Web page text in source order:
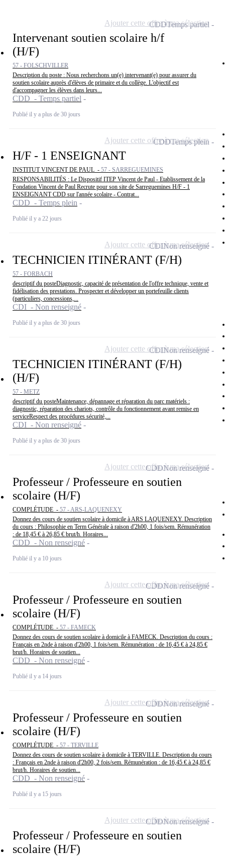
Intervenant soutien scolaire h/f
(H/F)
57 - FOLSCHVILLER
Description du poste : Nous recherchons un(e) intervenant(e) pour assurer du
soutien scolaire auprès d'élèves de primaire et du collège. L'objectif est
d'accompagner les élèves dans leurs...
CDD - Temps partiel
Publié il y a plus de 30 jours
CDDTemps partiel
Ajouter cette offre à ma sélection
H/F - 1 ENSEIGNANT
INSTITUT VINCENT DE PAUL - 57 - SARREGUEMINES
RESPONSABILITÉS : Le Dispositif ITEP Vincent de Paul - Etablissement de la
Fondation Vincent de Paul Recrute pour son site de Sarreguemines H/F - 1
ENSEIGNANT CDD sur l'année scolaire - Contrat...
CDD - Temps plein
Publié il y a 22 jours
CDDTemps plein
Ajouter cette offre à ma sélection
TECHNICIEN ITINÉRANT (F/H)
57 - FORBACH
descriptif du posteDiagnostic, capacité de présentation de l'offre technique, vente et
fidélisation des prestations. Prospecter et développer un portefeuille clients
(particuliers, concessions,...
CDI - Non renseigné
Publié il y a plus de 30 jours
CDINon renseigné
Ajouter cette offre à ma sélection
TECHNICIEN ITINÉRANT (F/H)
(H/F)
57 - METZ
descriptif du posteMaintenance, dépannage et réparation du parc matériels :
diagnostic, réparation des chariots, contrôle du fonctionnement avant remise en
serviceRespect des procédures sécurité,...
CDI - Non renseigné
Publié il y a plus de 30 jours
CDINon renseigné
Ajouter cette offre à ma sélection
Professeur / Professeure en soutien
scolaire (H/F)
COMPLÉTUDE - 57 - ARS-LAQUENEXY
Donnez des cours de soutien scolaire à domicile à ARS LAQUENEXY. Description
du cours : Philosophie en Term Générale à raison d'2h00, 1 fois/sem. Rémunération
: de 18,45 € à 26,85 € brut/h. Horaires...
CDD - Non renseigné
Publié il y a 10 jours
CDDNon renseigné
Ajouter cette offre à ma sélection
Professeur / Professeure en soutien
scolaire (H/F)
COMPLÉTUDE - 57 - FAMECK
Donnez des cours de soutien scolaire à domicile à FAMECK. Description du cours :
Français en 2nde à raison d'2h00, 1 fois/sem. Rémunération : de 16,45 € à 24,85 €
brut/h. Horaires de soutien...
CDD - Non renseigné
Publié il y a 14 jours
CDDNon renseigné
Ajouter cette offre à ma sélection
Professeur / Professeure en soutien
scolaire (H/F)
COMPLÉTUDE - 57 - TERVILLE
Donnez des cours de soutien scolaire à domicile à TERVILLE. Description du cours
: Français en 2nde à raison d'2h00, 2 fois/sem. Rémunération : de 16,45 € à 24,85 €
brut/h. Horaires de soutien...
CDD - Non renseigné
Publié il y a 15 jours
CDDNon renseigné
Ajouter cette offre à ma sélection
Professeur / Professeure en soutien
scolaire (H/F)
CDDNon renseigné
Ajouter cette offre à ma sélection